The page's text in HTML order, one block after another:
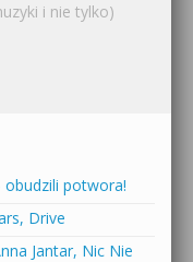
i nie tylko)
obudzili potwora!
Drive
Jantar, Nic Nie